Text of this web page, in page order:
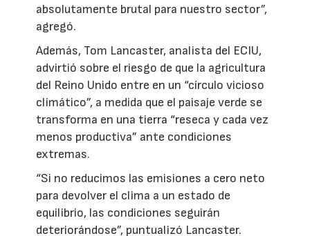
absolutamente brutal para nuestro sector”,
agregó.
Además, Tom Lancaster, analista del ECIU,
advirtió sobre el riesgo de que la agricultura
del Reino Unido entre en un “círculo vicioso
climático”, a medida que el paisaje verde se
transforma en una tierra “reseca y cada vez
menos productiva” ante condiciones
extremas.
“Si no reducimos las emisiones a cero neto
para devolver el clima a un estado de
equilibrio, las condiciones seguirán
deteriorándose”, puntualizó Lancaster.